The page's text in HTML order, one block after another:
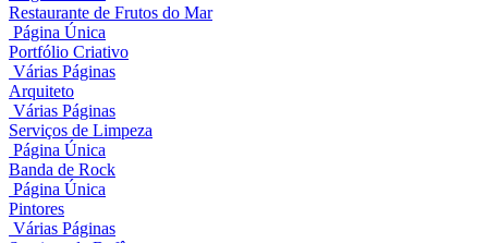
Restaurante de Frutos do Mar
Página Única
Portfólio Criativo
Várias Páginas
Arquiteto
Várias Páginas
Serviços de Limpeza
Página Única
Banda de Rock
Página Única
Pintores
Várias Páginas